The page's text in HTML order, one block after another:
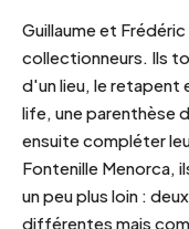
Guillaume et
collectionneurs. Ils
d'un lieu, le retapent
life, une parenthèse
ensuite compléter
Fontenille Menorca,
un peu plus loin :
différentes mais